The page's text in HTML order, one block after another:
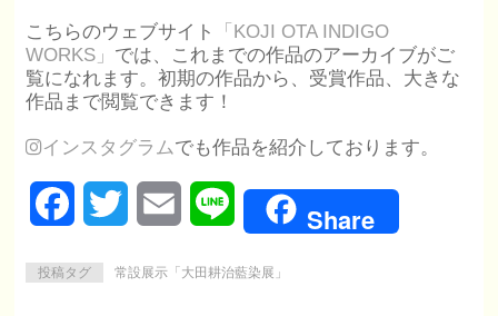
こちらのウェブサイト
「KOJI OTA INDIGO
WORKS」 では、これまでの作品のアーカイブがご
覧になれます。初期の作品から、受賞作品、大きな
作品まで閲覧できます！
インスタグラムでも作品を紹介しております。
FacebookTwitter Email Line Share
投稿タグ 常設展示「大田耕治藍染展」